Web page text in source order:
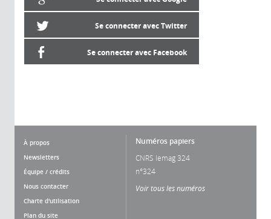
Se connecter avec Twitter
Se connecter avec Facebook
À propos
Newsletters
Équipe / crédits
Nous contacter
Charte d'utilisation
Plan du site
Numéros papiers
CNRS lemag 324
n°324
Voir tous les numéros